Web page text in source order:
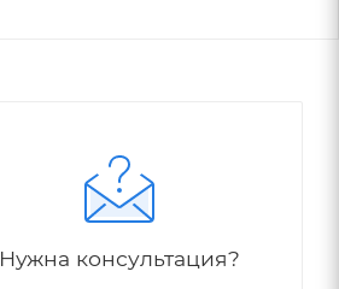
Нужна консультация?